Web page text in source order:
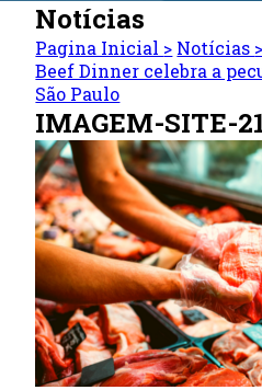
Notícias
Pagina Inicial > Notícias >
Beef Dinner celebra a
São Paulo
IMAGEM-SITE-